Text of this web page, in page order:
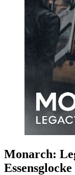
Monarch:
Essensglocke